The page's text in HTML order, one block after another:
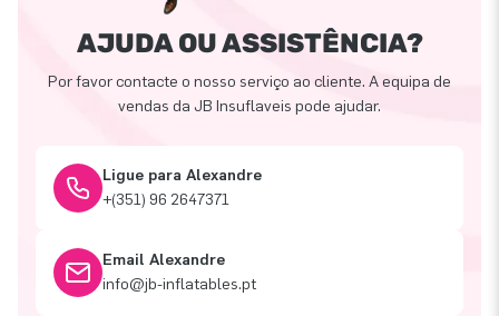
AJUDA OU ASSISTÊNCIA?
Por favor contacte o nosso serviço ao cliente. A equipa de
vendas da JB Insuflaveis pode ajudar.
Ligue para Alexandre
+(351) 96 2647371
Email Alexandre
info@jb-inflatables.pt